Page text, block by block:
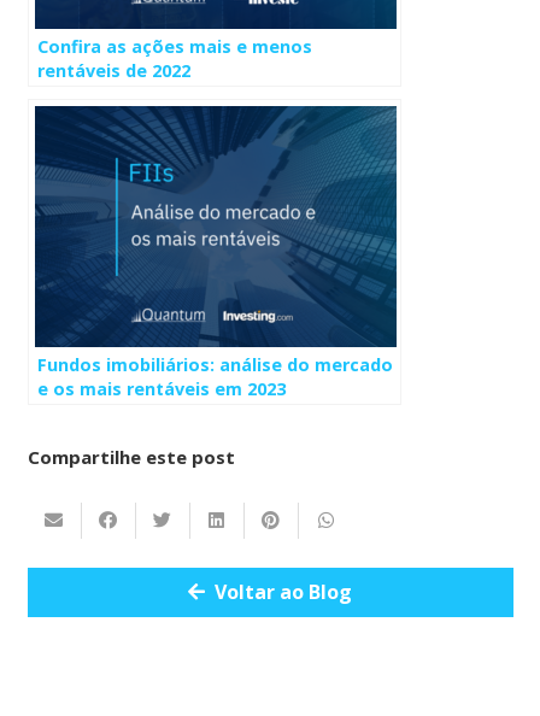
Confira as ações mais e menos
rentáveis de 2022
Fundos imobiliários: análise do mercado
e os mais rentáveis em 2023
Compartilhe este post
Voltar ao Blog